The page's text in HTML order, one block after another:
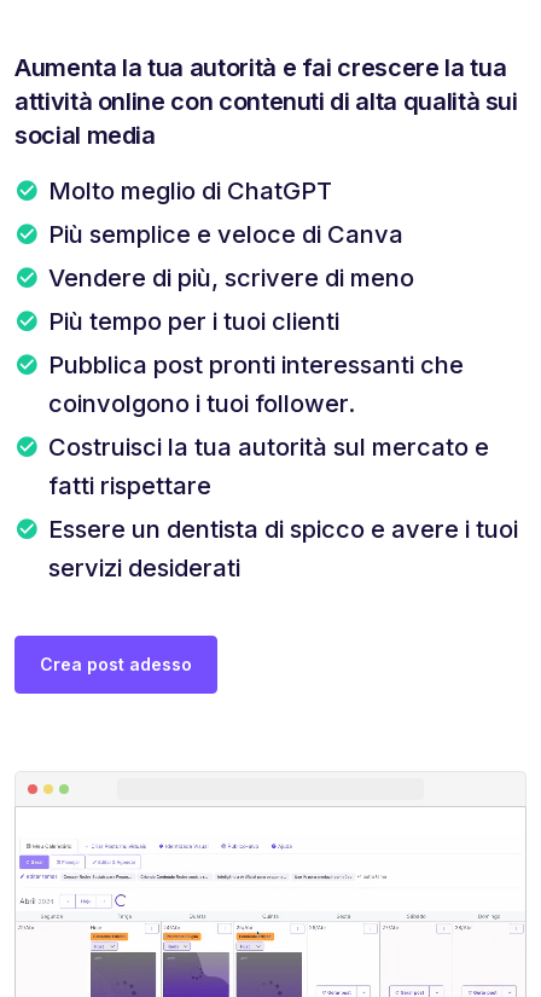
Aumenta la tua autorità e fai crescere la tua
attività online con contenuti di alta qualità sui
social media
Molto meglio di ChatGPT
Più semplice e veloce di Canva
Vendere di più, scrivere di meno
Più tempo per i tuoi clienti
Pubblica post pronti interessanti che
coinvolgono i tuoi follower.
Costruisci la tua autorità sul mercato e
fatti rispettare
Essere un dentista di spicco e avere i tuoi
servizi desiderati
Crea post adesso